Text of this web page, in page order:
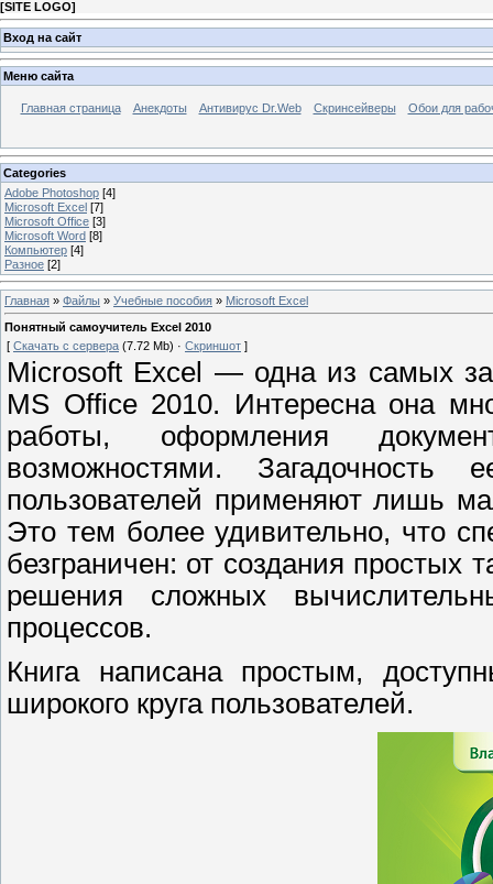
[SITE LOGO]
Вход на сайт
Меню сайта
Главная страница Анекдоты Антивирус Dr.Web Скринсейверы Обои для
Categories
Adobe Photoshop [4]
Microsoft Excel [7]
Microsoft Office [3]
Microsoft Word [8]
Компьютер [4]
Разное [2]
Главная » Файлы » Учебные пособия » Microsoft Excel
Понятный самоучитель Excel 2010
[ Скачать с сервера (7.72 Mb) · Скриншот ]
Microsoft Excel — одна из самых
MS Office 2010. Интересна она
работы, оформления
возможностями.
пользователей применяют лишь
Это тем более удивительно, что
безграничен: от создания простых
решения сложных
процессов.
Книга написана простым,
широкого круга пользователей.